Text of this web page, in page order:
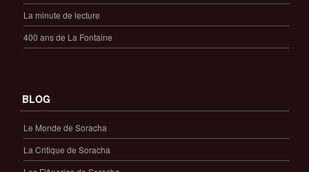
La minute de lecture
400 ans de La Fontaine
BLOG
Le Monde de Soracha
La Critique de Soracha